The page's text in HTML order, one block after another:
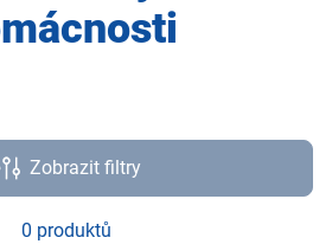
Zobrazit filtry
0 produktů